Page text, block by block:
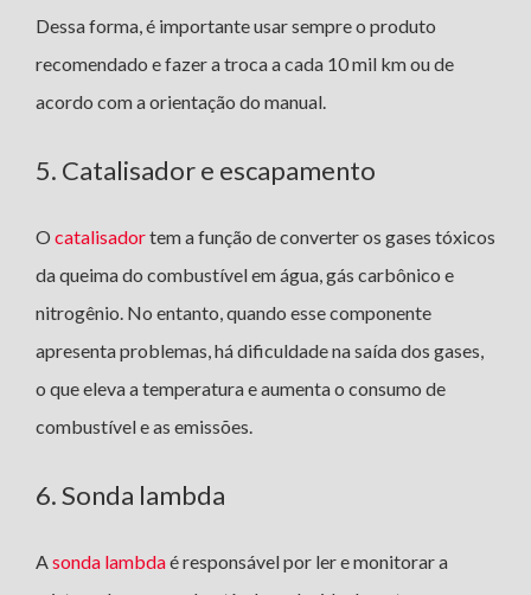
Dessa forma, é importante usar sempre o produto
recomendado e fazer a troca a cada 10 mil km ou de
acordo com a orientação do manual.
5. Catalisador e escapamento
O catalisadortem a função de converter os gases tóxicos
da queima do combustível em água, gás carbônico e
nitrogênio. No entanto, quando esse componente
apresenta problemas, há dificuldade na saída dos gases,
o que eleva a temperatura e aumenta o consumo de
combustível e as emissões.
6. Sonda lambda
Asonda lambdaé responsável por ler e monitorar a